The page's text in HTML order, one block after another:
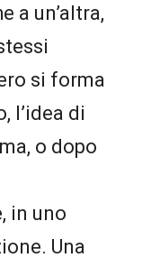
a un’altra,
si forma
l’idea di
o dopo
in uno
Una